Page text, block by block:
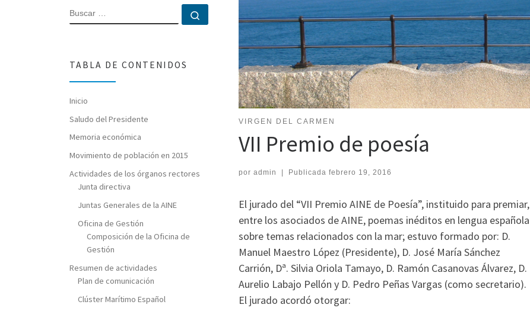
VIRGEN DEL CARMEN
VII Premio de poesía
por admin | Publicada febrero 19, 2016
El jurado del “VII Premio AINE de Poesía”, instituido para premiar,
entre los asociados de AINE, poemas inéditos en lengua española
sobre temas relacionados con la mar; estuvo formado por: D.
Manuel Maestro López (Presidente), D. José María Sánchez
Carrión, Dª. Silvia Oriola Tamayo, D. Ramón Casanovas Álvarez, D.
Aurelio Labajo Pellón y D. Pedro Peñas Vargas (como secretario).
El jurado acordó otorgar:
BUSCAR
TABLA DE CONTENIDOS
Inicio
Saludo del Presidente
Memoria económica
Movimiento de población en 2015
Actividades de los órganos rectores
Junta directiva
Juntas Generales de la AINE
Oficina de Gestión
Composición de la Oficina de
Gestión
Resumen de actividades
Plan de comunicación
Clúster Marítimo Español